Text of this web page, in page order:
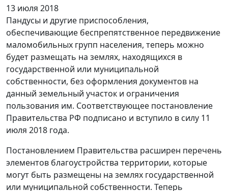
13 июля 2018
Пандусы и другие приспособления,
обеспечивающие беспрепятственное передвижение
маломобильных групп населения, теперь можно
будет размещать на землях, находящихся в
государственной или муниципальной
собственности, без оформления документов на
данный земельный участок и ограничения
пользования им. Соответствующее постановление
Правительства РФ подписано и вступило в силу 11
июля 2018 года.
Постановлением Правительства расширен перечень
элементов благоустройства территории, которые
могут быть размещены на землях государственной
или муниципальной собственности. Теперь